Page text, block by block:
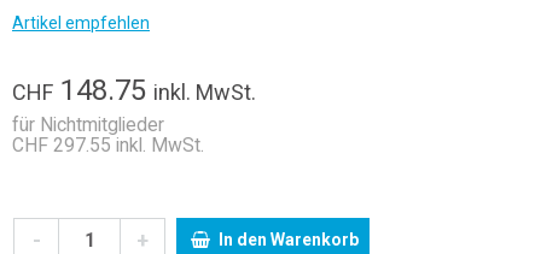
Artikel empfehlen
CHF 148.75 inkl. MwSt.
für Nichtmitglieder
CHF 297.55 inkl. MwSt.
- + In den Warenkorb